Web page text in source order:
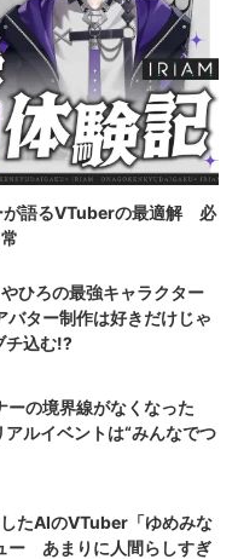
が語るVTuberの最適解 必
ひろの最強キャラクター
ター制作は好きだけじゃ
チ込む!?
ーの境界線がなくなった
ルイベントは“みんなでつ
たAIのVTuber「ゆめみな
ー あまりに人間らしすぎ